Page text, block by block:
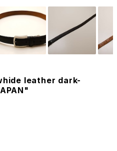
leather dark-